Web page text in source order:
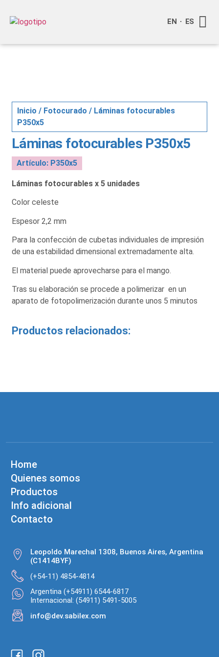
EN ES
Inicio / Fotocurado / Láminas fotocurables
P350x5
Láminas fotocurables P350x5
Artículo: P350x5
Láminas fotocurables x 5 unidades
Color celeste
Espesor 2,2 mm
Para la confección de cubetas individuales de impresión
de una estabilidad dimensional extremadamente alta.
El material puede aprovecharse para el mango.
Tras su elaboración se procede a polimerizar en un
aparato de fotopolimerización durante unos 5 minutos
Productos relacionados:
Home
Quienes somos
Productos
Info adicional
Contacto
Leopoldo Marechal 1308, Buenos Aires, Argentina
(C1414BYF)
(+54-11) 4854-4814
Argentina (+54911) 6544-6817
Internacional: (54911) 5491-5005
info@dev.sabilex.com